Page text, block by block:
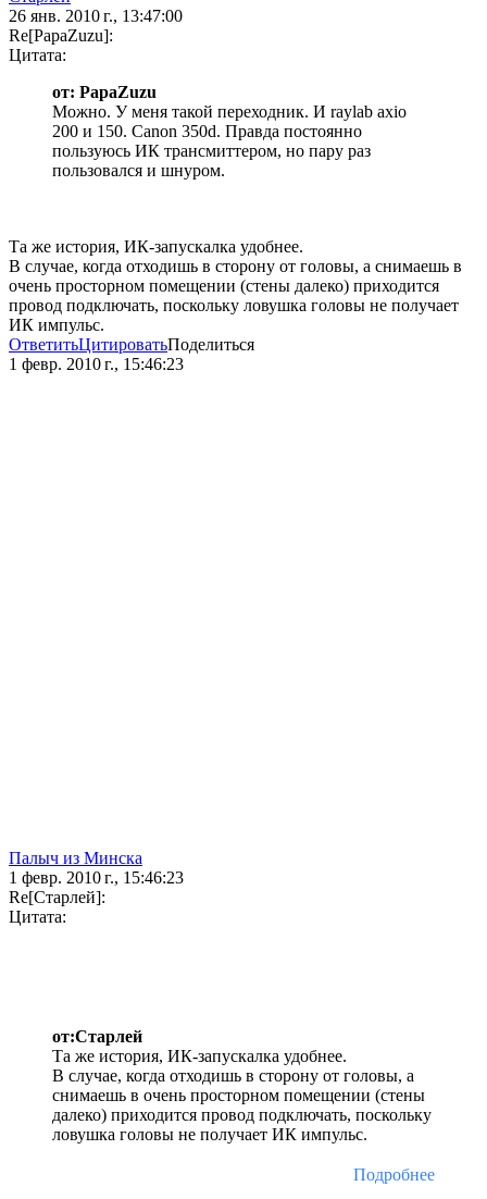
26 янв. 2010 г., 13:47:00
Re[PapaZuzu]:
Цитата:
от: PapaZuzu
Можно. У меня такой переходник. И raylab axio
200 и 150. Canon 350d. Правда постоянно
пользуюсь ИК трансмиттером, но пару раз
пользовался и шнуром.
Та же история, ИК-запускалка удобнее.
В случае, когда отходишь в сторону от головы, а снимаешь в
очень просторном помещении (стены далеко) приходится
провод подключать, поскольку ловушка головы не получает
ИК импульс.
ОтветитьЦитироватьПоделиться
1 февр. 2010 г., 15:46:23
Палыч из Минска
1 февр. 2010 г., 15:46:23
Re[Старлей]:
Цитата:
от:Старлей
Та же история, ИК-запускалка удобнее.
В случае, когда отходишь в сторону от головы, а
снимаешь в очень просторном помещении (стены
далеко) приходится провод подключать, поскольку
ловушка головы не получает ИК импульс.
Подробнее